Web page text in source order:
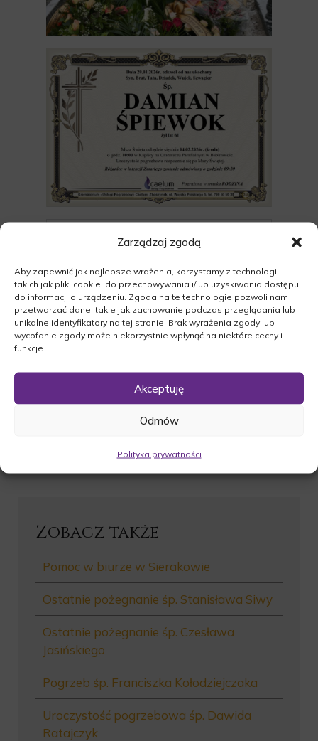
Zarządzaj zgodą
Aby zapewnić jak najlepsze wrażenia, korzystamy z technologii,
takich jak pliki cookie, do przechowywania i/lub uzyskiwania dostępu
do informacji o urządzeniu. Zgoda na te technologie pozwoli nam
przetwarzać dane, takie jak zachowanie podczas przeglądania lub
unikalne identyfikatory na tej stronie. Brak wyrażenia zgody lub
wycofanie zgody może niekorzystnie wpłynąć na niektóre cechy i
funkcje.
Akceptuję
Odmów
Polityka prywatności
Autor: Firma Caelum
Zobacz także
Pomoc w biurze w Sierakowie
Ostatnie pożegnanie śp. Stanisława Siwy
Ostatnie pożegnanie śp. Czesława
Jasińskiego
Pogrzeb śp. Franciszka Kołodziejczaka
Uroczystość pogrzebowa śp. Dawida
Ratajczyk